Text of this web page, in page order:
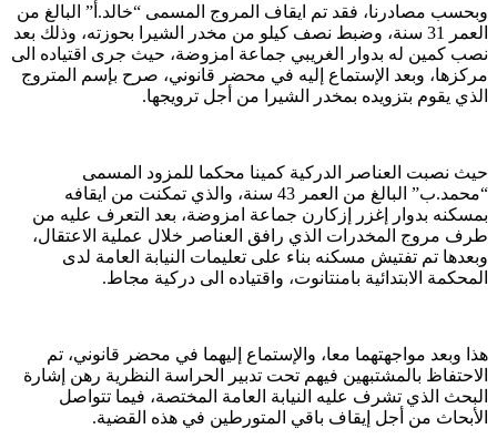
وبحسب مصادرنا، فقد تم ايقاف المروج المسمى “خالد.أ” البالغ من
العمر 31 سنة، وضبط نصف كيلو من مخدر الشيرا بحوزته، وذلك بعد
نصب كمين له بدوار الغريبي جماعة امزوضة، حيث جرى اقتياده الى
مركزها، وبعد الإستماع إليه في محضر قانوني، صرح بإسم المتروج
الذي يقوم بتزويده بمخدر الشيرا من أجل ترويجها.
حيث نصبت العناصر الدركية كمينا محكما للمزود المسمى
“محمد.ب” البالغ من العمر 43 سنة، والذي تمكنت من ايقافه
بمسكنه بدوار إغزر إزكارن جماعة امزوضة، بعد التعرف عليه من
طرف مروج المخدرات الذي رافق العناصر خلال عملية الاعتقال،
وبعدها تم تفتيش مسكنه بناء على تعليمات النيابة العامة لدى
المحكمة الابتدائية بامنتانوت، واقتياده الى دركية مجاط.
هذا وبعد مواجهتهما معا، والإستماع إليهما في محضر قانوني، تم
الاحتفاظ بالمشتبهين فيهم تحت تدبير الحراسة النظرية رهن إشارة
البحث الذي تشرف عليه النيابة العامة المختصة، فيما تتواصل
الأبحاث من أجل إيقاف باقي المتورطين في هذه القضية.